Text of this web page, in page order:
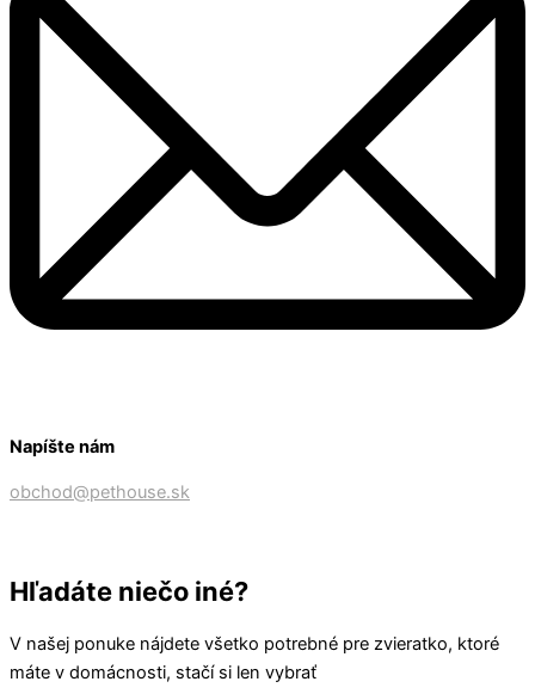
Napíšte nám
obchod@pethouse.sk
Hľadáte niečo iné?
V našej ponuke nájdete všetko potrebné pre zvieratko, ktoré
máte v domácnosti, stačí si len vybrať